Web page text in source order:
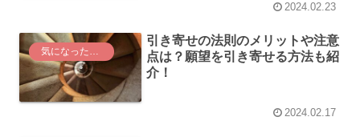
2024.02.23
気になった言葉
引き寄せの法則のメリットや注意
点は？願望を引き寄せる方法も紹
介！
2024.02.17